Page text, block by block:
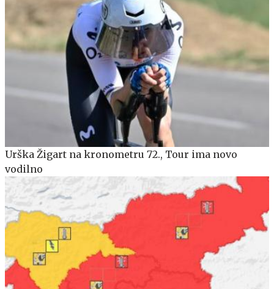
Urška Žigart na kronometru 72., Tour ima novo
vodilno